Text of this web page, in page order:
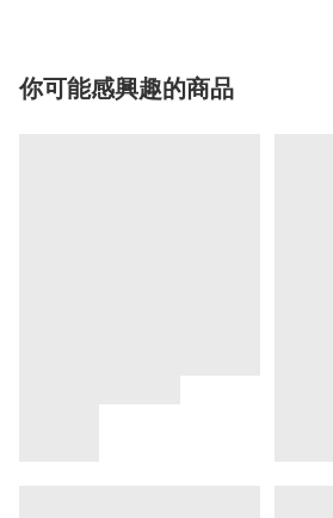
你可能感興趣的商品